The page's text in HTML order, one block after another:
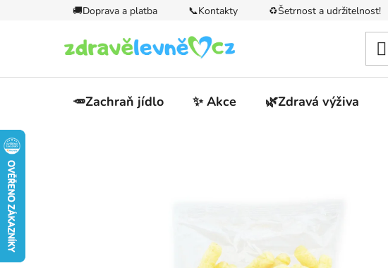
🚚Doprava a platba 📞Kontakty ♻️Šetrnost a udržitelnost!
🥕Zachraň jídlo ✨ Akce 🌿Zdravá výživa